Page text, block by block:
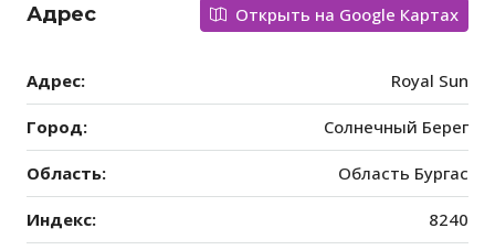
Адрес Открыть на Google Картах
Адрес: Royal Sun
Город: Солнечный Берег
Область: Область Бургас
Индекс: 8240